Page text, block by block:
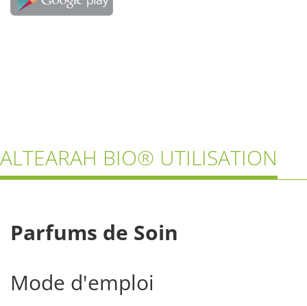
ALTEARAH BIO® UTILISATION
Parfums de Soin
Mode d'emploi